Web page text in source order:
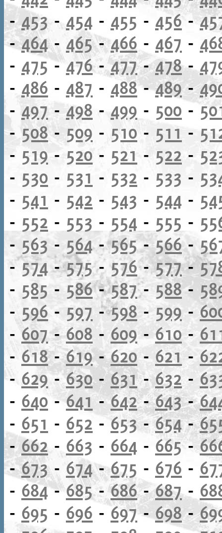
-453- 454 - 455 - 456-
-464- 465-466 - 467 -
- 475-476-477-478-
- 486 - 487 - 488-489-
- 497 -498 - 499 - 500 -
-508- 509 - 510- 511 -
- 519 - 520 - 521 - 522 -
- 530 - 531 - 532 - 533 -
- 541 - 542 - 543 - 544 -
- 552 - 553 - 554 - 555 -
- 563 - 564-565-566-
-574-575-576- 577-
- 585 - 586-587- 588-
- 596 - 597 -598- 599 -
-607-608 - 609-610 -
- 618-619-620 - 621 -
- 629-630-631-632-
- 640 -641 -642-643-
- 651 - 652 -653-654-
- 662 - 663 - 664 - 665-
-673- 674-675 - 676 -
- 684-685-686-687-
- 695 - 696 -697- 698-